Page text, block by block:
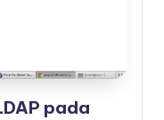
pada